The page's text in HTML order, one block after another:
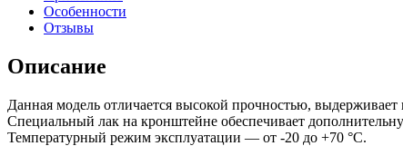
Особенности
Отзывы
Описание
Данная модель отличается высокой прочностью,
Специальный лак на кронштейне обеспечивает
Температурный режим эксплуатации — от -20 до +70 °С.